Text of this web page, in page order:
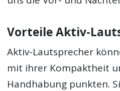
Vorteile Aktiv-
Aktiv-Lautsprecher
mit ihrer Kompaktheit
Handhabung punkten.